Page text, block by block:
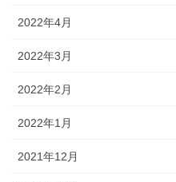
2022年4月
2022年3月
2022年2月
2022年1月
2021年12月
ギャラリー ポートフォリオ
読み切りマンガ
連載形式漫画
About
お問い合わせ